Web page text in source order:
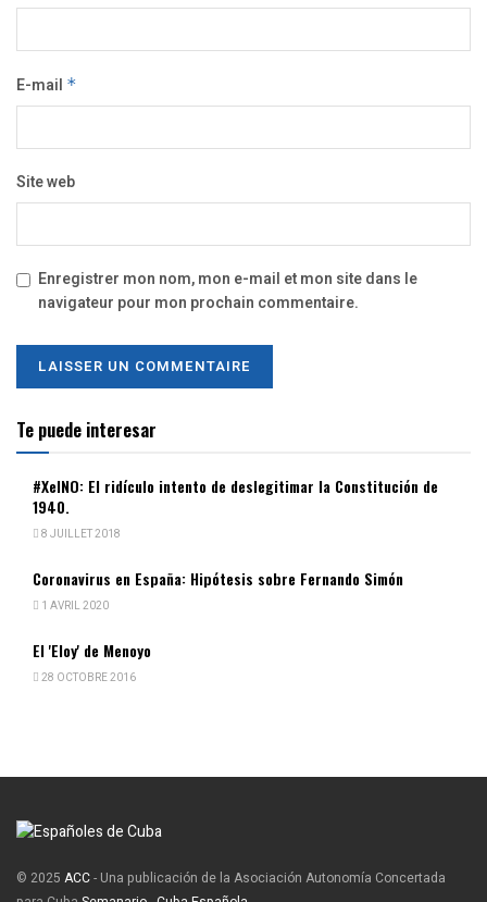
E-mail *
Site web
Enregistrer mon nom, mon e-mail et mon site dans le
navigateur pour mon prochain commentaire.
Te puede interesar
#XelNO: El ridículo intento de deslegitimar la Constitución de
1940.
8 JUILLET 2018
Coronavirus en España: Hipótesis sobre Fernando Simón
1 AVRIL 2020
El 'Eloy' de Menoyo
28 OCTOBRE 2016
© 2025 ACC- Una publicación de la Asociación Autonomía Concertada